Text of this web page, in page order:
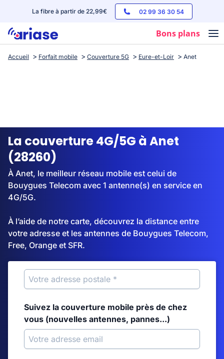
La fibre à partir de 22,99€ 02 99 36 30 54
Bons plans
Box internet
Streaming
Accueil Forfait mobile Couverture 5G Eure-et-Loir Anet
La couverture 4G/5G à Anet
(28260)
À Anet, le meilleur réseau mobile est celui de
Bouygues Telecom avec 1 antenne(s) en service en
4G/5G.
À l’aide de notre carte, découvrez la distance entre
votre adresse et les antennes de Bouygues Telecom,
Free, Orange et SFR.
Suivez la couverture mobile près de chez
vous (nouvelles antennes, pannes...)